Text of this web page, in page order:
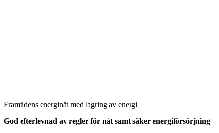
Framtidens energinät med lagring av energi
God efterlevnad av regler för nät samt säker energiförsörjning